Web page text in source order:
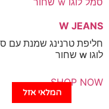
שמנת עם סמל